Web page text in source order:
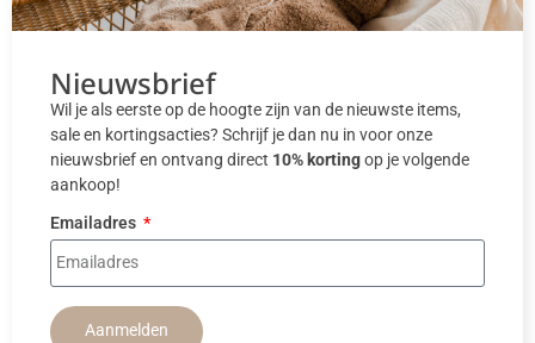
Nieuwsbrief
Wil je als eerste op de hoogte zijn van de nieuwste items,
sale en kortingsacties? Schrijf je dan nu in voor onze
nieuwsbrief en ontvang direct 10% kortingop je volgende
aankoop!
Emailadres
Aanmelden